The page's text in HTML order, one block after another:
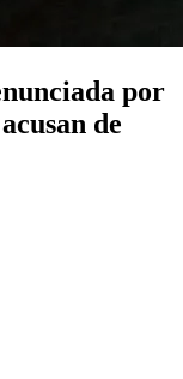
por
de